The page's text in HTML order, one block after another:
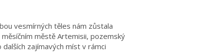
vesmírných těles nám zůstala
městě Artemisii, pozemský
zajímavých míst v rámci